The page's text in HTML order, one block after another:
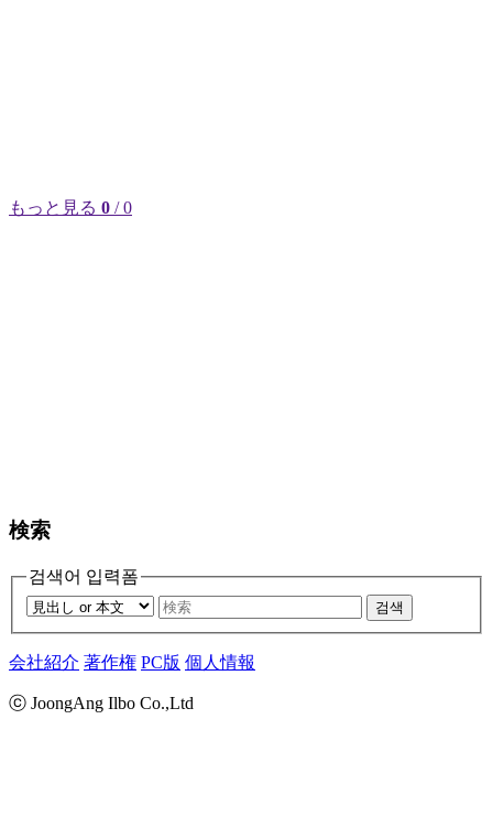
もっと見る 0 / 0
検索
검색어 입력폼
검색
会社紹介 著作権 PC版 個人情報
ⓒ JoongAng Ilbo Co.,Ltd